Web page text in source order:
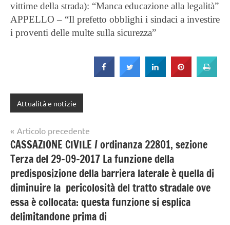
vittime della strada): “Manca educazione alla legalità”
APPELLO – “Il prefetto obblighi i sindaci a investire
i proventi delle multe sulla sicurezza”
Attualità e notizie
Navigazione
articoli
Articolo precedente
CASSAZIONE CIVILE / ordinanza 22801, sezione
Terza del 29-09-2017 La funzione della
predisposizione della barriera laterale è quella di
diminuire la pericolosità del tratto stradale ove
essa è collocata: questa funzione si esplica
delimitandone prima di